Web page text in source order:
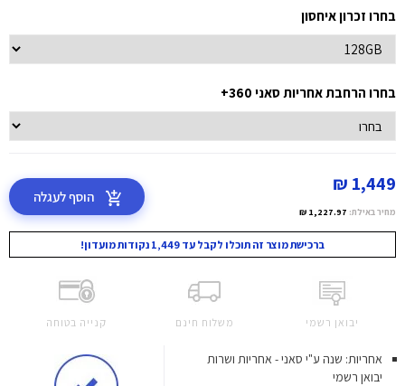
בחרו זכרון איחסון
בחרו הרחבת אחריות סאני 360+
1,449 ₪
מחיר באילת: 1,227.97 ₪
הוסף לעגלה
ברכישת מוצר זה תוכלו לקבל עד 1,449 נקודות מועדון!
יבואן רשמי משלוח חינם קנייה בטוחה
אחריות: שנה ע"י סאני - אחריות ושרות
יבואן רשמי